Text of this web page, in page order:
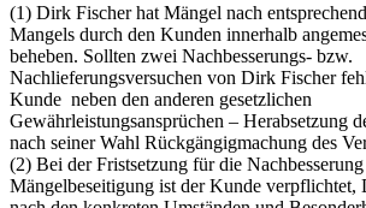
(1) Dirk Fischer hat Mängel nach
Mangels durch den Kunden innerhalb
beheben. Sollten zwei Nachbesserungs- bzw.
Nachlieferungsversuchen von Dirk Fischer
Kunde neben den anderen gesetzlichen
Gewährleistungsansprüchen – Herabsetzung
nach seiner Wahl Rückgängigmachung des
(2) Bei der Fristsetzung für die
Mängelbeseitigung ist der Kunde verpflichtet,